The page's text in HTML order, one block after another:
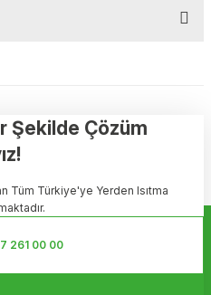
ederiz.
görüntülenemiyor.
bulunuyor.
pahalı.
olmalı.
Şekilde Çözüm
Tüm Türkiye'ye Yerden Isıtma
261 00 00